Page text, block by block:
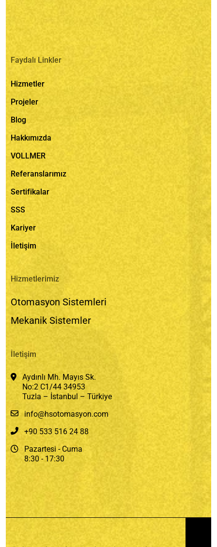
Faydalı Linkler
Hizmetler
Projeler
Blog
Hakkımızda
VOLLMER
Referanslarımız
Sertifikalar
SSS
Kariyer
İletişim
Hizmetlerimiz
Otomasyon Sistemleri
Mekanik Sistemler
İletişim
Aydınlı Mh. Mayıs Sk.
No:2 C1/44 34953
Tuzla – İstanbul – Türkiye
info@hsotomasyon.com
+90 533 516 24 88
Pazartesi - Cuma
8:30 - 17:30